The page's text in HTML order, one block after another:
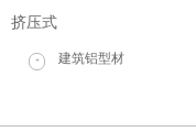
挤压式
+ 建筑铝型材